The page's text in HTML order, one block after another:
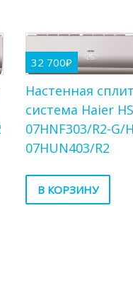
32 700₽
Настенная
система Haier
07HNF303/R2-G/
07HUN403/R2
В КОРЗИНУ